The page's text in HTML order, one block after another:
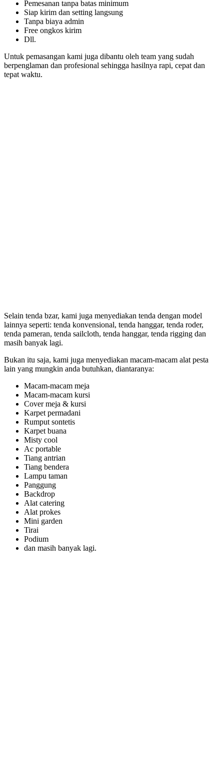
Pemesanan tanpa batas minimum
Siap kirim dan setting langsung
Tanpa biaya admin
Free ongkos kirim
Dll.
Untuk pemasangan kami juga dibantu oleh team yang sudah
berpenglaman dan profesional sehingga hasilnya rapi, cepat dan
tepat waktu.
Selain tenda bzar, kami juga menyediakan tenda dengan model
lainnya seperti: tenda konvensional, tenda hanggar, tenda roder,
tenda pameran, tenda sailcloth, tenda hanggar, tenda rigging dan
masih banyak lagi.
Bukan itu saja, kami juga menyediakan macam-macam alat pesta
lain yang mungkin anda butuhkan, diantaranya:
Macam-macam meja
Macam-macam kursi
Cover meja & kursi
Karpet permadani
Rumput sontetis
Karpet buana
Misty cool
Ac portable
Tiang antrian
Tiang bendera
Lampu taman
Panggung
Backdrop
Alat catering
Alat prokes
Mini garden
Tirai
Podium
dan masih banyak lagi.